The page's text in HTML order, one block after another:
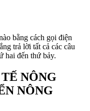
bằng cách gọi điện
trả lời tất cả các câu
hai đến thứ bảy.
NÔNG
NÔNG